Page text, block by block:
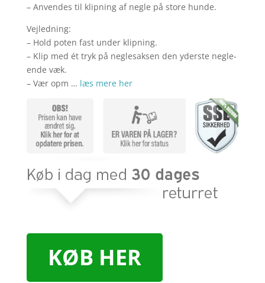
– Anvendes til klipning af negle på store hunde.
Vejledning:
– Hold poten fast under klipning.
– Klip med ét tryk på neglesaksen den yderste negle-
ende væk.
– Vær opm … læs mere her
KØB HER